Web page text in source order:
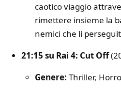
caotico viaggio
rimettere insieme la
nemici che li
21:15 su Rai 4: Cut Off
Genere: Thriller,